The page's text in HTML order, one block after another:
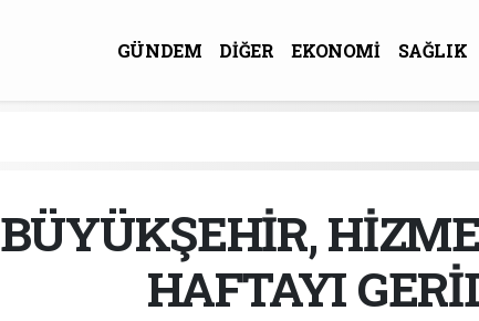
GÜNDEM DİĞER EKONOMİ SAĞLIK
BÜYÜKŞEHİR,
HAFTAYI